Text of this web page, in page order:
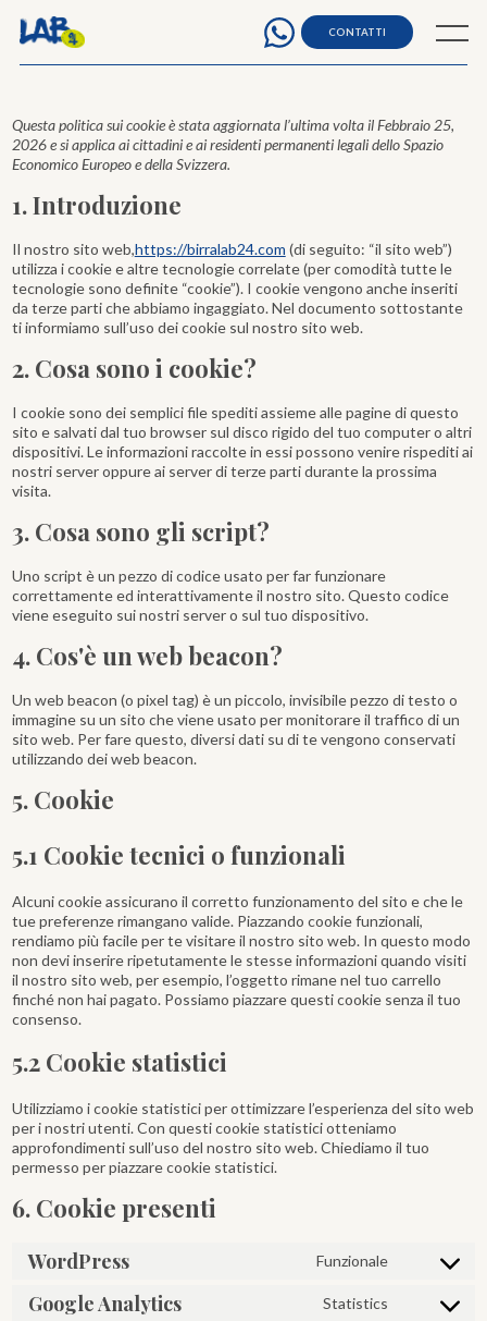
content
Menu
CONTATTI
Cookie Policy (UE)
Questa politica sui cookie è stata aggiornata l’ultima volta il Febbraio 25,
2026 e si applica ai cittadini e ai residenti permanenti legali dello Spazio
Economico Europeo e della Svizzera.
1. Introduzione
Il nostro sito web,https://birralab24.com (di seguito: “il sito web”)
utilizza i cookie e altre tecnologie correlate (per comodità tutte le
tecnologie sono definite “cookie”). I cookie vengono anche inseriti
da terze parti che abbiamo ingaggiato. Nel documento sottostante
ti informiamo sull’uso dei cookie sul nostro sito web.
2. Cosa sono i cookie?
I cookie sono dei semplici file spediti assieme alle pagine di questo
sito e salvati dal tuo browser sul disco rigido del tuo computer o altri
dispositivi. Le informazioni raccolte in essi possono venire rispediti ai
nostri server oppure ai server di terze parti durante la prossima
visita.
3. Cosa sono gli script?
Uno script è un pezzo di codice usato per far funzionare
correttamente ed interattivamente il nostro sito. Questo codice
viene eseguito sui nostri server o sul tuo dispositivo.
4. Cos'è un web beacon?
Un web beacon (o pixel tag) è un piccolo, invisibile pezzo di testo o
immagine su un sito che viene usato per monitorare il traffico di un
sito web. Per fare questo, diversi dati su di te vengono conservati
utilizzando dei web beacon.
5. Cookie
5.1 Cookie tecnici o funzionali
Alcuni cookie assicurano il corretto funzionamento del sito e che le
tue preferenze rimangano valide. Piazzando cookie funzionali,
rendiamo più facile per te visitare il nostro sito web. In questo modo
non devi inserire ripetutamente le stesse informazioni quando visiti
il nostro sito web, per esempio, l’oggetto rimane nel tuo carrello
finché non hai pagato. Possiamo piazzare questi cookie senza il tuo
consenso.
5.2 Cookie statistici
Utilizziamo i cookie statistici per ottimizzare l’esperienza del sito web
per i nostri utenti. Con questi cookie statistici otteniamo
approfondimenti sull’uso del nostro sito web. Chiediamo il tuo
permesso per piazzare cookie statistici.
6. Cookie presenti
WordPress Funzionale
Consent
service
Google Analytics Statistics
Consent